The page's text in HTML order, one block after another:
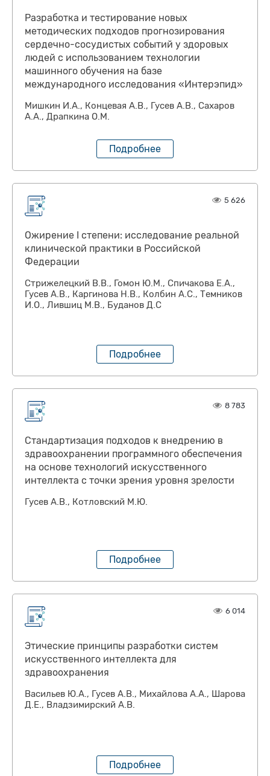
Разработка и тестирование новых
методических подходов прогнозирования
сердечно-сосудистых событий у здоровых
людей с использованием технологии
машинного обучения на базе
международного исследования «Интерэпид»
Мишкин И.А., Концевая А.В., Гусев А.В., Сахаров
А.А., Драпкина О.М.
Подробнее
5 626
Ожирение I степени: исследование реальной
клинической практики в Российской
Федерации
Стрижелецкий В.В., Гомон Ю.М., Спичакова Е.А.,
Гусев А.В., Каргинова Н.В., Колбин А.С., Темников
И.О., Лившиц М.В., Буданов Д.С
Подробнее
8 783
Стандартизация подходов к внедрению в
здравоохранении программного обеспечения
на основе технологий искусственного
интеллекта с точки зрения уровня зрелости
Гусев А.В., Котловский М.Ю.
Подробнее
6 014
Этические принципы разработки систем
искусственного интеллекта для
здравоохранения
Васильев Ю.А., Гусев А.В., Михайлова А.А., Шарова
Д.Е., Владзимирский А.В.
Подробнее